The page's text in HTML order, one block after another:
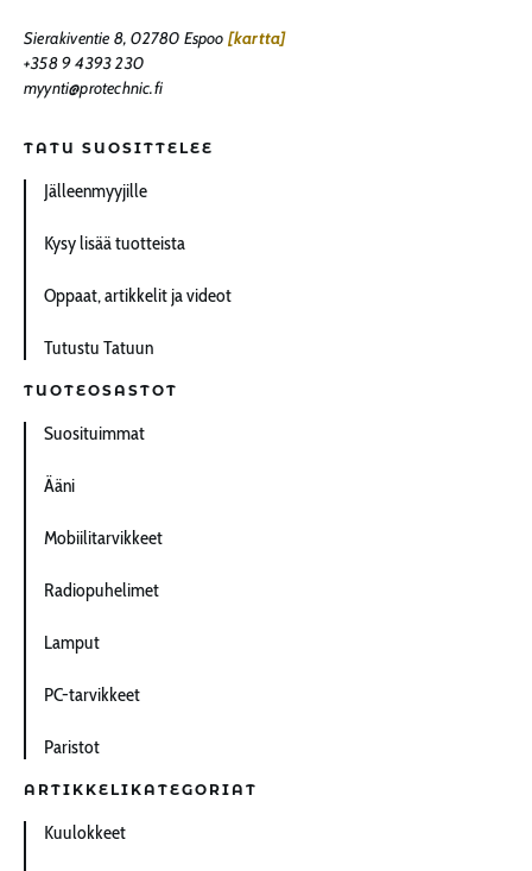
Sierakiventie 8, 02780 Espoo [kartta]
+358 9 4393 230
myynti@protechnic.fi
TATU SUOSITTELEE
Jälleenmyyjille
Kysy lisää tuotteista
Oppaat, artikkelit ja videot
Tutustu Tatuun
TUOTEOSASTOT
Suosituimmat
Ääni
Mobiilitarvikkeet
Radiopuhelimet
Lamput
PC-tarvikkeet
Paristot
ARTIKKELIKATEGORIAT
Kuulokkeet